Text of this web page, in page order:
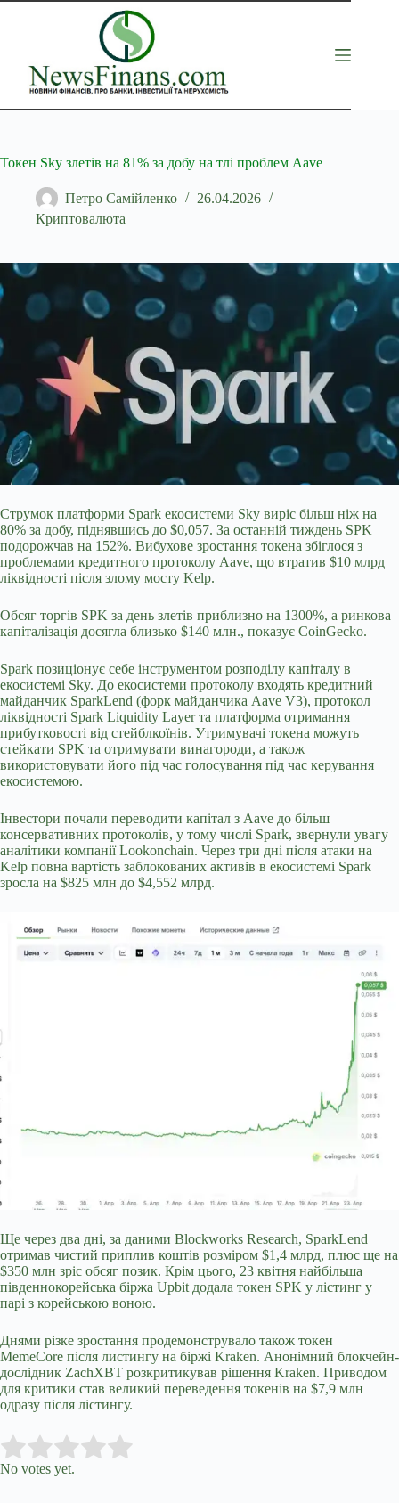
Перейти
Токен Sky злетів на 81% за добу на тлі проблем Aave
Петро Самійленко
26.04.2026
Криптовалюта
Струмок платформи Spark екосистеми Sky виріс більш ніж на
80% за добу, піднявшись до $0,057. За останній тиждень SPK
подорожчав на 152%. Вибухове зростання токена збіглося з
проблемами кредитного протоколу Aave, що втратив $10 млрд
ліквідності після злому мосту Kelp.
Обсяг торгів SPK за день злетів приблизно на 1300%, а ринкова
капіталізація досягла близько $140 млн., показує CoinGecko.
Spark позиціонує себе інструментом розподілу капіталу в
екосистемі Sky. До екосистеми протоколу входять кредитний
майданчик SparkLend (форк майданчика Aave V3), протокол
ліквідності Spark Liquidity Layer та платформа отримання
прибутковості від стейблкоїнів. Утримувачі токена можуть
стейкати SPK та отримувати винагороди, а також
використовувати його під час голосування під час керування
екосистемою.
Інвестори почали переводити капітал з Aave до більш
консервативних протоколів, у тому числі Spark, звернули увагу
аналітики компанії Lookonchain. Через три дні після атаки на
Kelp повна вартість заблокованих активів в екосистемі Spark
зросла на $825 млн до $4,552 млрд.
Ще через два дні, за даними Blockworks Research, SparkLend
отримав чистий приплив коштів розміром $1,4 млрд, плюс ще на
$350 млн зріс обсяг позик. Крім цього, 23 квітня найбільша
південнокорейська біржа Upbit додала токен SPK у лістинг у
парі з корейською воною.
Днями різке зростання продемонструвало також токен
MemeCore після листингу на біржі Kraken. Анонімний блокчейн-
дослідник ZachXBT розкритикував рішення Kraken. Приводом
для критики став великий переведення токенів на $7,9 млн
одразу після лістингу.
Rate this item:
No votes yet.